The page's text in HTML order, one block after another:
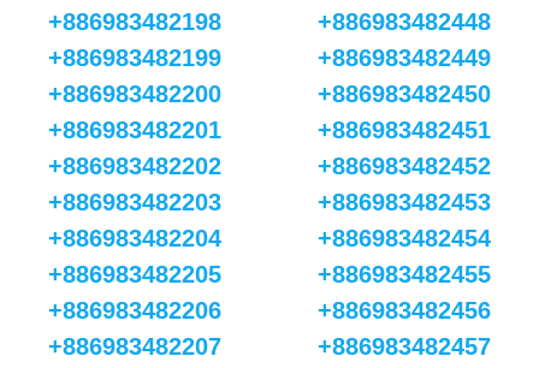
+886983482198
+886983482199
+886983482200
+886983482201
+886983482202
+886983482203
+886983482204
+886983482205
+886983482206
+886983482207
+886983482448
+886983482449
+886983482450
+886983482451
+886983482452
+886983482453
+886983482454
+886983482455
+886983482456
+886983482457